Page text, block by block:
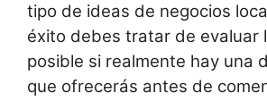
tipo de ideas de negocios
éxito debes tratar de evaluar
posible si realmente hay una
que ofrecerás antes de